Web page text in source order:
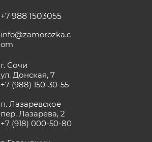
+7 988 1503055
info@zamorozka.c
om
г. Сочи
ул. Донская, 7
+7 (988) 150-30-55
п. Лазаревское
пер. Лазарева, 2
+7 (918) 000-50-80